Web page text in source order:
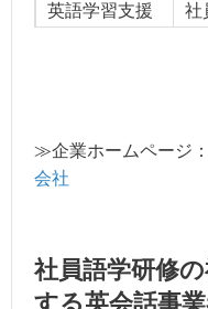
英語学習支援 社
≫企業ホームページ：
会社
社員語学研修
する英会話事